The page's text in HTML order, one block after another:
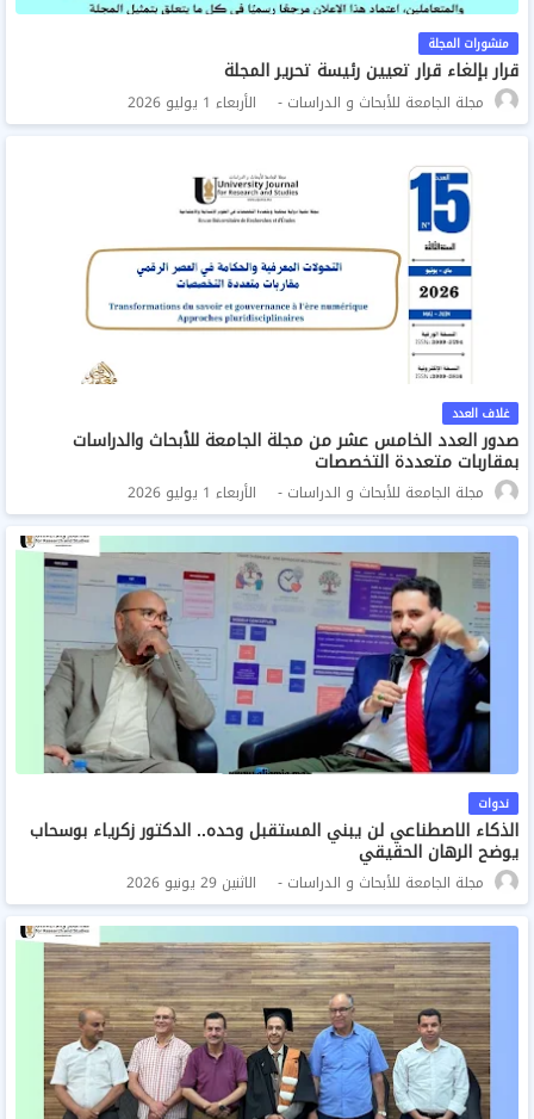
منشورات المجلة
قرار بإلغاء قرار تعيين رئيسة تحرير المجلة
مجلة الجامعة للأبحاث و الدراسات الأربعاء 1 يوليو 2026
غلاف العدد
صدور العدد الخامس عشر من مجلة الجامعة للأبحاث والدراسات
بمقاربات متعددة التخصصات
مجلة الجامعة للأبحاث و الدراسات الأربعاء 1 يوليو 2026
ندوات
الذكاء الاصطناعي لن يبني المستقبل وحده.. الدكتور زكرياء بوسحاب
يوضح الرهان الحقيقي
مجلة الجامعة للأبحاث و الدراسات الاثنين 29 يونيو 2026